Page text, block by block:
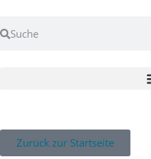
Zurück zur Startseite